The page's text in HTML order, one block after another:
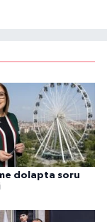
dolapta soru